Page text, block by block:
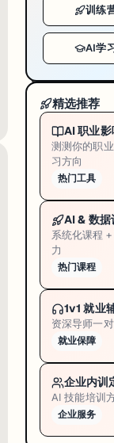
训练
AI学
精选推荐
AI 职业影
测测你的职
习方向
热门工具
AI & 数据
系统化课程
力
热门课程
1v1 就业
资深导师一
就业保障
企业内训
AI 技能培训
企业服务